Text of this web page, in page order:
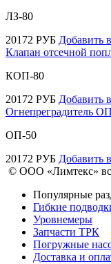
ЛЗ-80
20172 РУБ Добавить
Клапан отсечной
КОП-80
20172 РУБ Добавить
Огнепреградитель
ОП-50
20172 РУБ Добавить
© ООО «Лимтекс»
Популярные
Гибкие
Уровнемеры
Запчасти ТРК
Погружные
Доставка и